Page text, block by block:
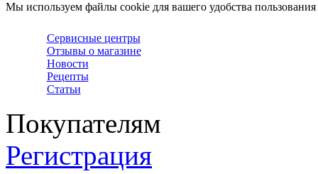
Мы используем файлы cookie для вашего удобства
Сервисные центры
Отзывы о магазине
Новости
Рецепты
Статьи
Покупателям
Регистрация